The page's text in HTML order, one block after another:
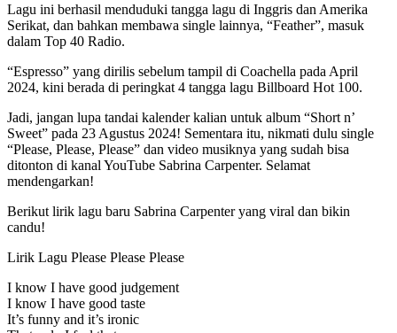
Lagu ini berhasil menduduki tangga lagu di Inggris dan Amerika
Serikat, dan bahkan membawa single lainnya, “Feather”, masuk
dalam Top 40 Radio.
“Espresso” yang dirilis sebelum tampil di Coachella pada April
2024, kini berada di peringkat 4 tangga lagu Billboard Hot 100.
Jadi, jangan lupa tandai kalender kalian untuk album “Short n’
Sweet” pada 23 Agustus 2024! Sementara itu, nikmati dulu single
“Please, Please, Please” dan video musiknya yang sudah bisa
ditonton di kanal YouTube Sabrina Carpenter. Selamat
mendengarkan!
Berikut lirik lagu baru Sabrina Carpenter yang viral dan bikin
candu!
Lirik Lagu Please Please Please
I know I have good judgement
I know I have good taste
It’s funny and it’s ironic